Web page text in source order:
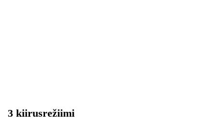
3 kiirusrežiimi